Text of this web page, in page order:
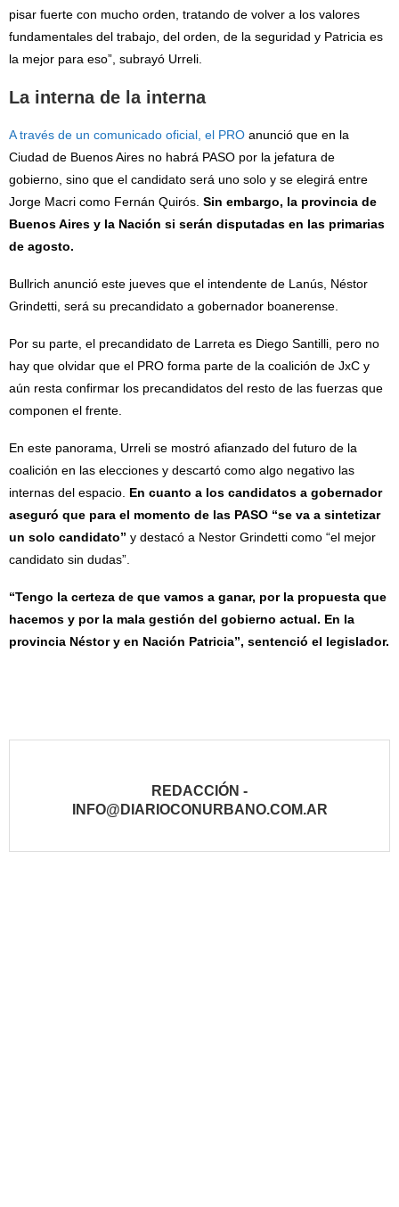
pisar fuerte con mucho orden, tratando de volver a los valores
fundamentales del trabajo, del orden, de la seguridad y Patricia es
la mejor para eso”, subrayó Urreli.
La interna de la interna
A través de un comunicado oficial, el PRO anunció que en la
Ciudad de Buenos Aires no habrá PASO por la jefatura de
gobierno, sino que el candidato será uno solo y se elegirá entre
Jorge Macri como Fernán Quirós. Sin embargo, la provincia de
Buenos Aires y la Nación si serán disputadas en las primarias
de agosto.
Bullrich anunció este jueves que el intendente de Lanús, Néstor
Grindetti, será su precandidato a gobernador boanerense.
Por su parte, el precandidato de Larreta es Diego Santilli, pero no
hay que olvidar que el PRO forma parte de la coalición de JxC y
aún resta confirmar los precandidatos del resto de las fuerzas que
componen el frente.
En este panorama, Urreli se mostró afianzado del futuro de la
coalición en las elecciones y descartó como algo negativo las
internas del espacio. En cuanto a los candidatos a gobernador
aseguró que para el momento de las PASO “se va a sintetizar
un solo candidato” y destacó a Nestor Grindetti como “el mejor
candidato sin dudas”.
“Tengo la certeza de que vamos a ganar, por la propuesta que
hacemos y por la mala gestión del gobierno actual. En la
provincia Néstor y en Nación Patricia”, sentenció el legislador.
REDACCIÓN -
INFO@DIARIOCONURBANO.COM.AR